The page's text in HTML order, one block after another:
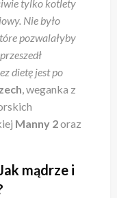
tylko kotlety
Nie było
pozwalałyby
dietę jest po
, weganka z
Manny 2oraz
mądrze i